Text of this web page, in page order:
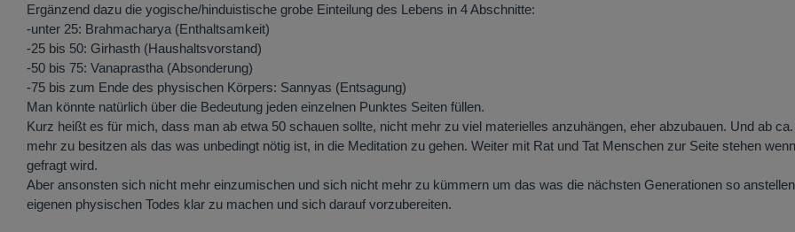
Ergänzend dazu die yogische/hinduistische grobe Einteilung des Lebens in 4 Abschnitte:
-unter 25: Brahmacharya (Enthaltsamkeit)
-25 bis 50: Girhasth (Haushaltsvorstand)
-50 bis 75: Vanaprastha (Absonderung)
-75 bis zum Ende des physischen Körpers: Sannyas (Entsagung)
Man könnte natürlich über die Bedeutung jeden einzelnen Punktes Seiten füllen.
Kurz heißt es für mich, dass man ab etwa 50 schauen sollte, nicht mehr zu viel materielles anzuhängen, eher abzubauen. Und ab
mehr zu besitzen als das was unbedingt nötig ist, in die Meditation zu gehen. Weiter mit Rat und Tat Menschen zur Seite stehen
gefragt wird.
Aber ansonsten sich nicht mehr einzumischen und sich nicht mehr zu kümmern um das was die nächsten Generationen so
eigenen physischen Todes klar zu machen und sich darauf vorzubereiten.